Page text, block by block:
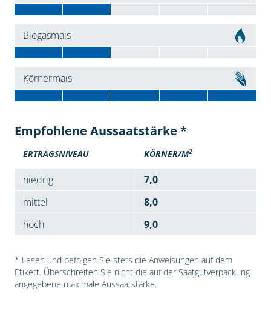
Biogasmais
Körnermais
Empfohlene Aussaatstärke *
ERTRAGSNIVEAU KÖRNER/M2
niedrig
7,0
mittel
8,0
hoch
9,0
* Lesen und befolgen Sie stets die Anweisungen auf dem
Etikett. Überschreiten Sie nicht die auf der Saatgutverpackung
angegebene maximale Aussaatstärke.